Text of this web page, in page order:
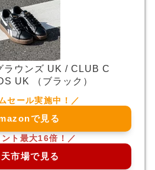
ラウンズ UK / CLUB C
UK （ブラック）
で見る
市場で見る